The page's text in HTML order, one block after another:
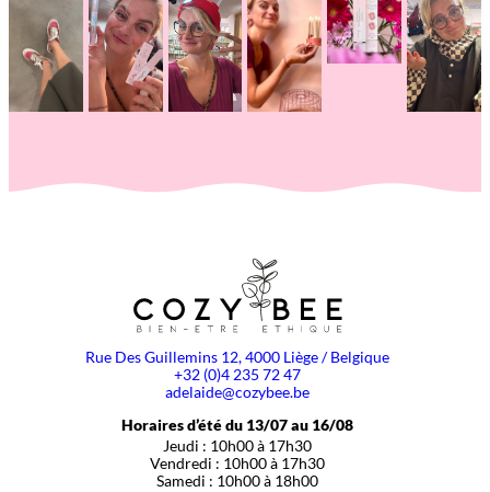
Rue Des Guillemins 12, 4000 Liège / Belgique
+32 (0)4 235 72 47
adelaide@cozybee.be
Horaires d’été du 13/07 au 16/08
Jeudi : 10h00 à 17h30
Vendredi : 10h00 à 17h30
Samedi : 10h00 à 18h00